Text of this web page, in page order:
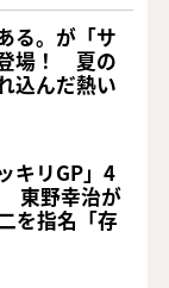
る。が「サ
場！ 夏の
込んだ熱い
キリGP」4
東野幸治が
を指名「存